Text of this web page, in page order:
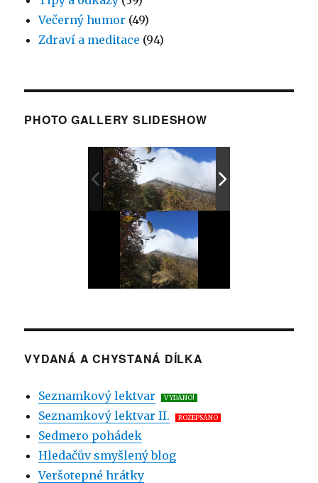
Večerný humor (49)
Zdraví a meditace (94)
PHOTO GALLERY SLIDESHOW
VYDANÁ A CHYSTANÁ DÍLKA
Seznamkový lektvar VYDÁNO!
Seznamkový lektvar II. ROZEPSÁNO
Sedmero pohádek
Hledačův smyšlený blog
Veršotepné hrátky